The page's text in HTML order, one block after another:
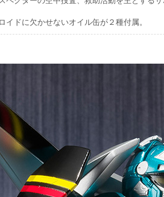
イドに欠かせないオイル缶が２種付属。